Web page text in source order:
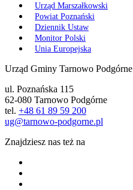
Urząd Marszałkowski
Powiat Poznański
Dziennik Ustaw
Monitor Polski
Unia Europejska
Urząd Gminy Tarnowo Podgórne
ul. Poznańska 115
62-080 Tarnowo Podgórne
tel. +48 61 89 59 200
ug@tarnowo-podgorne.pl
Znajdziesz nas też na